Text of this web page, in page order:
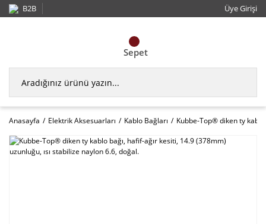
B2B Üye Girişi
Sepet
Anasayfa Elektrik Aksesuarları Kablo Bağları Kubbe-Top® diken ty kablo